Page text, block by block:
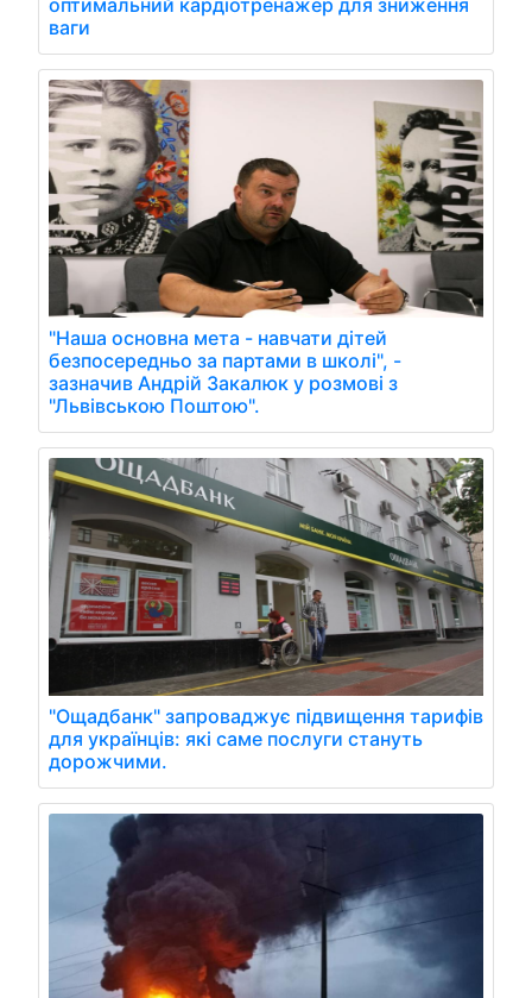
ваги
"Наша основна мета - навчати дітей
безпосередньо за партами в школі", -
зазначив Андрій Закалюк у розмові з
"Львівською Поштою".
"Ощадбанк" запроваджує підвищення тарифів
для українців: які саме послуги стануть
дорожчими.